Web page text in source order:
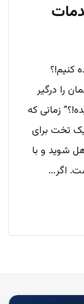
کنیم!؟
را درگیر
زمانی که
یک تخت برای
شوید و با
اگر...